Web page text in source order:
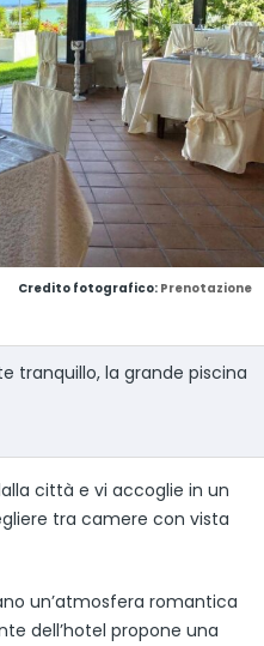
Credito fotografico: Prenotazione
tranquillo, la grande piscina
città e vi accoglie in un
tra camere con vista
un’atmosfera romantica
dell’hotel propone una